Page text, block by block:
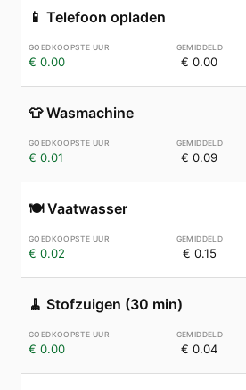
📱 Telefoon opladen
€ 0.00 € 0.00
👕 Wasmachine
€ 0.01 € 0.09
🍽️ Vaatwasser
€ 0.02 € 0.15
🧹 Stofzuigen (30 min)
€ 0.00 € 0.04